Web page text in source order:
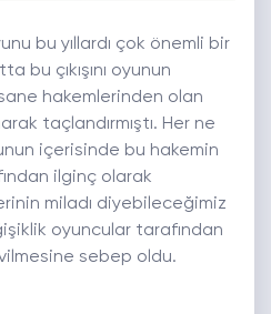
bu yıllardı çok önemli bir
bu çıkışını oyunun
hakemlerinden olan
taçlandırmıştı. Her ne
içerisinde bu hakemin
ilginç olarak
miladı diyebileceğimiz
oyuncular tarafından
sebep oldu.